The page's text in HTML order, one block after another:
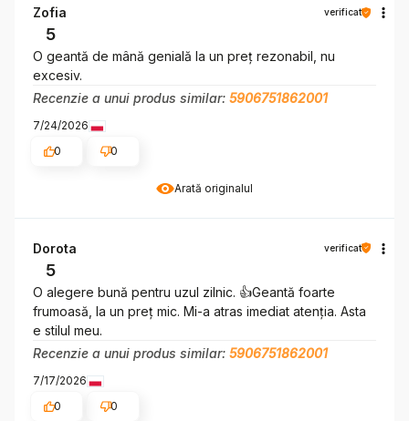
Arată originalul
Zofia verificat
5
O geantă de mână genială la un preț rezonabil, nu
excesiv.
Recenzie a unui produs similar: 5906751862001
7/24/2026
0
0
Dorota verificat
5
O alegere bună pentru uzul zilnic. 👍️Geantă foarte
frumoasă, la un preț mic. Mi-a atras imediat atenția. Asta
e stilul meu.
Recenzie a unui produs similar: 5906751862001
7/17/2026
0
0